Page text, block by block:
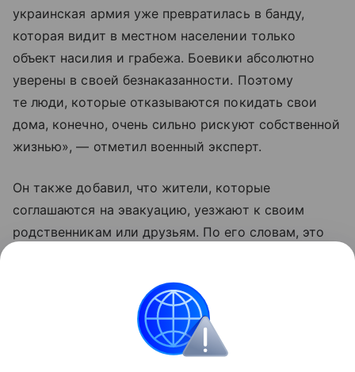
украинская армия уже превратилась в банду,
которая видит в местном населении только
объект насилия и грабежа. Боевики абсолютно
уверены в своей безнаказанности. Поэтому
те люди, которые отказываются покидать свои
дома, конечно, очень сильно рискуют собственной
жизнью», — отметил военный эксперт.
Он также добавил, что жители, которые
соглашаются на эвакуацию, уезжают к своим
родственникам или друзьям. По его словам, это
и якобы победит Москву».
Россия Эксклюзив